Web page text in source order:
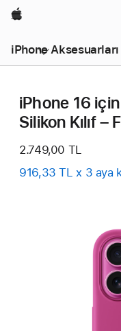
wzlhp
iPhone Aksesuarları
iPhone 16
Silikon Kılıf –
2.749,00 TL
916,33 TL x 3 aya